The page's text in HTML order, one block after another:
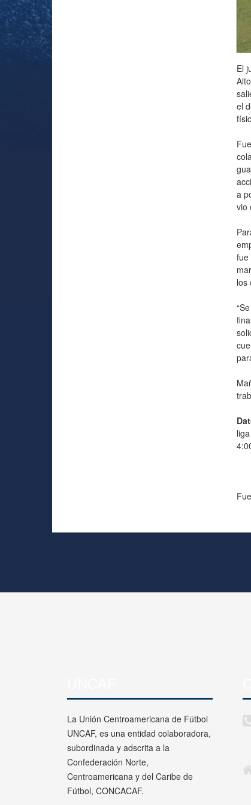
El
el
a
vio
fue
los
La Unión Centroamericana de Fútbol
UNCAF, es una entidad colaboradora,
subordinada y adscrita a la
Confederación Norte,
Centroamericana y del Caribe de
Fútbol, CONCACAF.